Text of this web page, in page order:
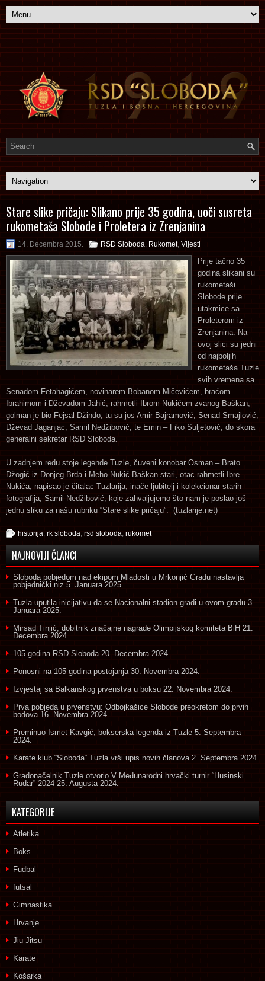
Stare slike pričaju: Slikano prije 35 godina, uoči susreta
rukometaša Slobode i Proletera iz Zrenjanina
14. Decembra 2015. RSD Sloboda Rukomet, Vijesti
Prije tačno 35
godina slikani su
rukometaši
Slobode prije
utakmice sa
Proleterom iz
Zrenjanina. Na
ovoj slici su jedni
od najboljih
rukometaša Tuzle
svih vremena sa
Senadom Fetahagićem, novinarem Bobanom Mičevićem, braćom
Ibrahimom i Dževadom Jahić, rahmetli Ibrom Nukićem zvanog Baškan,
golman je bio Fejsal Džindo, tu su jos Amir Bajramović, Senad Smajlović,
Dževad Jaganjac, Samil Nedžibović, te Emin – Fiko Suljetović, do skora
generalni sekretar RSD Sloboda.
U zadnjem redu stoje legende Tuzle, čuveni konobar Osman – Brato
Džogić iz Donjeg Brda i Meho Nukić Baškan stari, otac rahmetli Ibre
Nukića, napisao je čitalac Tuzlarija, inače ljubitelj i kolekcionar starih
fotografija, Samil Nedžibović, koje zahvaljujemo što nam je poslao još
jednu sliku za našu rubriku “Stare slike pričaju”. (tuzlarije.net)
historija rk sloboda rsd sloboda rukomet
NAJNOVIJI ČLANCI
Sloboda pobjedom nad ekipom Mladosti u Mrkonjić Gradu nastavlja
pobjednički niz 5. Januara 2025.
Tuzla uputila inicijativu da se Nacionalni stadion gradi u ovom gradu 3.
Januara 2025.
Mirsad Tinjić, dobitnik značajne nagrade Olimpijskog komiteta BiH 21.
Decembra 2024.
105 godina RSD Sloboda 20. Decembra 2024.
Ponosni na 105 godina postojanja 30. Novembra 2024.
Izvjestaj sa Balkanskog prvenstva u boksu 22. Novembra 2024.
Prva pobjeda u prvenstvu: Odbojkašice Slobode preokretom do prvih
bodova 16. Novembra 2024.
Preminuo Ismet Kavgić, bokserska legenda iz Tuzle 5. Septembra
2024.
Karate klub ˝Sloboda˝ Tuzla vrši upis novih članova 2. Septembra 2024.
Gradonačelnik Tuzle otvorio V Međunarodni hrvački turnir “Husinski
Rudar” 2024 25. Augusta 2024.
KATEGORIJE
Atletika
Boks
Fudbal
futsal
Gimnastika
Hrvanje
Jiu Jitsu
Karate
Košarka